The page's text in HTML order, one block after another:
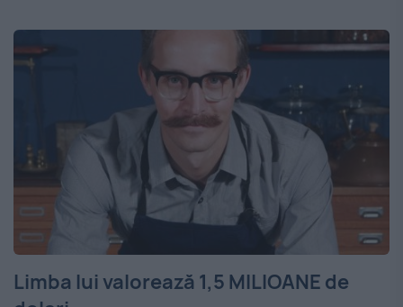
Limba lui valorează 1,5 MILIOANE de